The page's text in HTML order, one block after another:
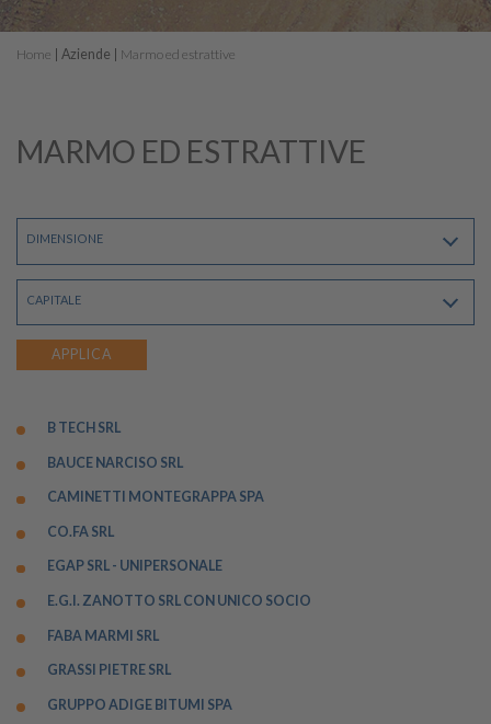
Home Aziende Marmo ed estrattive
MARMO ED ESTRATTIVE
DIMENSIONE
CAPITALE
APPLICA
B TECH SRL
BAUCE NARCISO SRL
CAMINETTI MONTEGRAPPA SPA
CO.FA SRL
EGAP SRL - UNIPERSONALE
E.G.I. ZANOTTO SRL CON UNICO SOCIO
FABA MARMI SRL
GRASSI PIETRE SRL
GRUPPO ADIGE BITUMI SPA